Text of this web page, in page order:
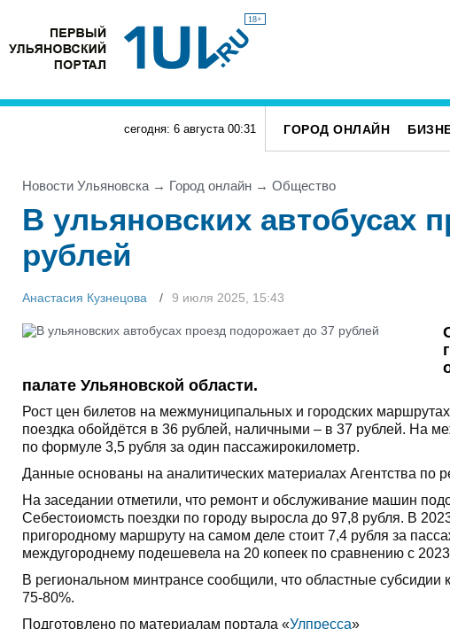
18+
сегодня: 6 августа 00:31 ГОРОД ОНЛАЙН
Новости Ульяновска → Город онлайн → Общество
В ульяновских автобусах
рублей
Анастасия Кузнецова 9 июля 2025, 15:43
палате Ульяновской области.
Рост цен билетов на межмуниципальных и городских
поездка обойдётся в 36 рублей, наличными – в 37 рублей. На
по формуле 3,5 рубля за один пассажирокилометр.
Данные основаны на аналитических материалах Агентства по
На заседании отметили, что ремонт и обслуживание машин
Себестоиомсть поездки по городу выросла до 97,8 рубля. В
пригородному маршруту на самом деле стоит 7,4 рубля за
междугороднему подешевела на 20 копеек по сравнению с
В региональном минтрансе сообщили, что областные
75-80%.
Подготовлено по материалам портала «Улпресса»